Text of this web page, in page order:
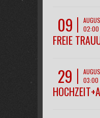
09
02:00
FREIE
29
03:00